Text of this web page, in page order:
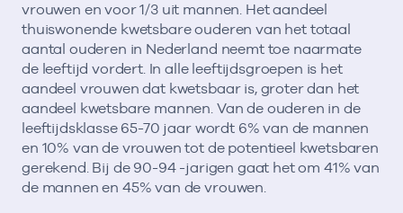
vrouwen en voor 1/3 uit mannen. Het aandeel
thuiswonende kwetsbare ouderen van het totaal
aantal ouderen in Nederland neemt toe naarmate
de leeftijd vordert. In alle leeftijdsgroepen is het
aandeel vrouwen dat kwetsbaar is, groter dan het
aandeel kwetsbare mannen. Van de ouderen in de
leeftijdsklasse 65-70 jaar wordt 6% van de mannen
en 10% van de vrouwen tot de potentieel kwetsbaren
gerekend. Bij de 90-94 -jarigen gaat het om 41% van
de mannen en 45% van de vrouwen.